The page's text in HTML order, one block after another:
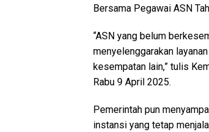
Bersama Pegawai ASN
“ASN yang belum
menyelenggarakan
kesempatan lain,” tulis
Rabu 9 April 2025.
Pemerintah pun
instansi yang tetap